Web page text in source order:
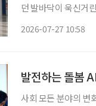
던 발바닥이 욱신거
2026-07-27 10:58
발전하는 돌봄
사회 모든 분야의 변